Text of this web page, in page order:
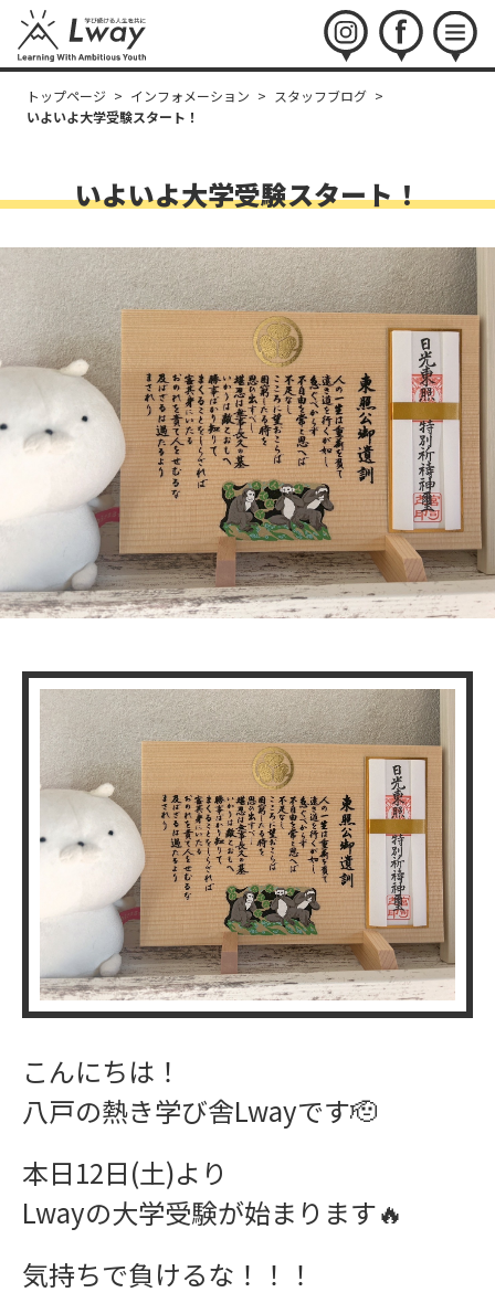
instagramfacebookmenu
トップページ > インフォメーション > スタッフブログ >
いよいよ大学受験スタート！
いよいよ大学受験スタート！
こんにちは！
八戸の熱き学び舎Lwayです🫡
本日12日(土)より
Lwayの大学受験が始まります🔥
気持ちで負けるな！！！